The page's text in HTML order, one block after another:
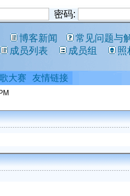
密码:
博客新闻
常见问题与
成员列表 成员组 照
大赛 友情链接